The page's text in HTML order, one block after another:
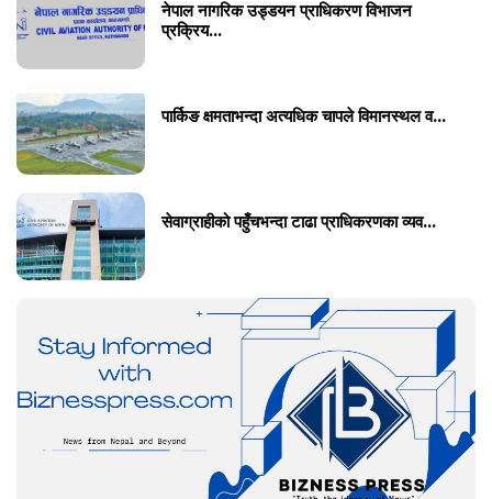
नेपाल नागरिक उड्डयन प्राधिकरण विभाजन
प्रक्रिय...
पार्किङ क्षमताभन्दा अत्यधिक चापले विमानस्थल व...
सेवाग्राहीको पहुँचभन्दा टाढा प्राधिकरणका व्यव...